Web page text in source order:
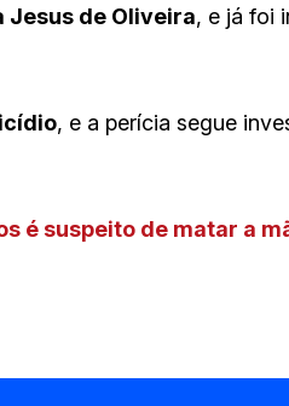
Jesus de Oliveira, e já foi
, e a perícia segue
é suspeito de matar a